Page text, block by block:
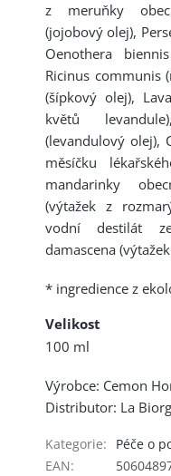
z meruňky
(jojobový olej),
Oenothera
Ricinus communis
(šípkový olej),
květů
(levandulový olej),
měsíčku
mandarinky
(výtažek z
vodní destilát
damascena
* ingredience z
Velikost
100 ml
Výrobce: Cemon
Distributor: La
Kategorie:
Péče o
EAN: